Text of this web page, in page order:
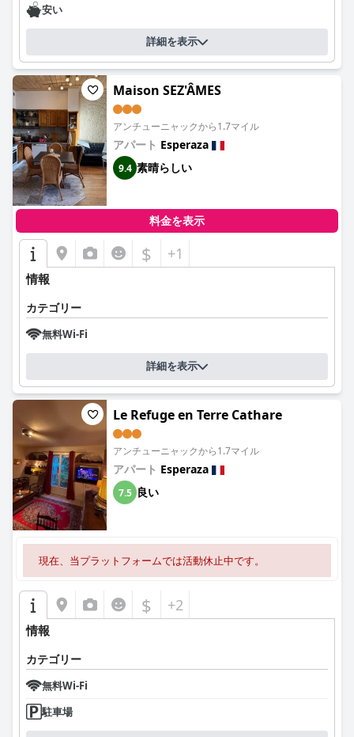
安い
詳細を表示
Maison SEZ'ÂMES
アンチューニャックから1.7マイル
アパート Esperaza
9.4 素晴らしい
料金を表示
$ +1
情報
カテゴリー
無料Wi-Fi
詳細を表示
Le Refuge en Terre Cathare
アンチューニャックから1.7マイル
アパート Esperaza
7.5 良い
現在、当プラットフォームでは活動休止中です。
$ +2
情報
カテゴリー
無料Wi-Fi
駐車場